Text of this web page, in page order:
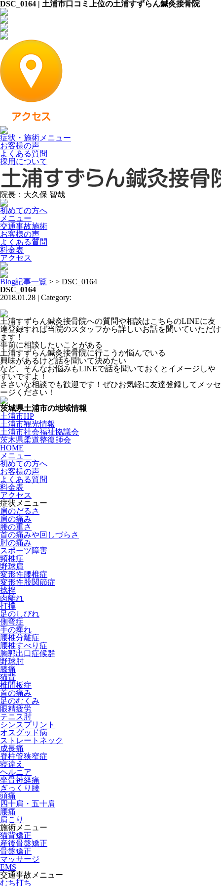
DSC_0164 | 土浦市口コミ上位の土浦すずらん鍼灸接骨院
症状・施術メニュー
お客様の声
よくある質問
採用について
院長：大久保 智哉
初めての方へ
メニュー
交通事故施術
お客様の声
よくある質問
料金表
アクセス
Blog記事一覧 > > DSC_0164
DSC_0164
2018.01.28 | Category:
土浦すずらん鍼灸接骨院への質問や相談はこちらのLINEに友
達登録すれば当院のスタッフから詳しいお話を聞いていただけ
ます！
事前に相談したいことがある
土浦すずらん鍼灸接骨院に行こうか悩んでいる
興味があるけど話を聞いて決めたい
など、そんなお悩みもLINEで話を聞いておくとイメージしや
すいですよ！
ささいな相談でも歓迎です！ぜひお気軽に友達登録してメッセ
ージください！
茨城県土浦市の地域情報
土浦市HP
土浦市観光情報
土浦市社会福祉協議会
茨木県柔道整復師会
HOME
メニュー
初めての方へ
お客様の声
よくある質問
料金表
アクセス
症状メニュー
肩のだるさ
肩の痛み
腰の重さ
首の痛みや回しづらさ
肘の痛み
スポーツ障害
頸椎症
野球肩
変形性腰椎症
変形性股関節症
捻挫
肉離れ
打撲
足のしびれ
側弯症
手の痺れ
腰椎分離症
腰椎すべり症
胸郭出口症候群
野球肘
膝痛
猫背
椎間板症
首の痛み
足のむくみ
眼精疲労
テニス肘
シンスプリント
オスグッド病
ストレートネック
成長痛
脊柱管狭窄症
寝違え
ヘルニア
坐骨神経痛
ぎっくり腰
頭痛
四十肩・五十肩
腰痛
肩こり
施術メニュー
猫背矯正
産後骨盤矯正
骨盤矯正
マッサージ
EMS
交通事故メニュー
むち打ち